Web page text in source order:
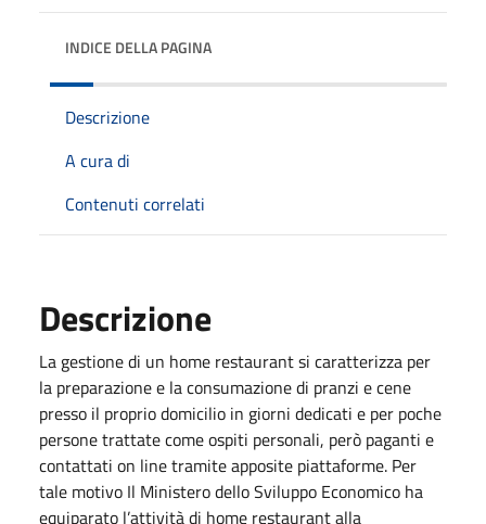
INDICE DELLA PAGINA
Descrizione
A cura di
Contenuti correlati
Descrizione
La gestione di un home restaurant si caratterizza per
la preparazione e la consumazione di pranzi e cene
presso il proprio domicilio in giorni dedicati e per poche
persone trattate come ospiti personali, però paganti e
contattati on line tramite apposite piattaforme. Per
tale motivo Il Ministero dello Sviluppo Economico ha
equiparato l’attività di home restaurant alla